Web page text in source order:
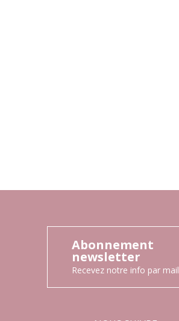
Abonnement
newsletter
Recevez notre info par mail